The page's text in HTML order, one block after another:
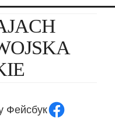
у Фейсбук